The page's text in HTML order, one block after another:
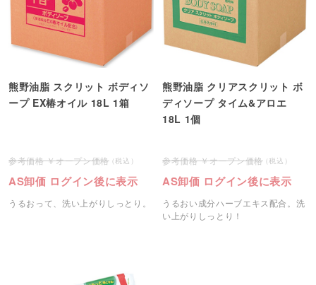
熊野油脂 スクリット ボディソ
ープ EX椿オイル 18L 1箱
オープン価格
AS卸価 ログイン後に表示
うるおって、洗い上がりしっとり。
熊野油脂 クリアスクリット ボ
ディソープ タイム&アロエ
18L 1個
オープン価格
AS卸価 ログイン後に表示
うるおい成分ハーブエキス配合。洗
い上がりしっとり！